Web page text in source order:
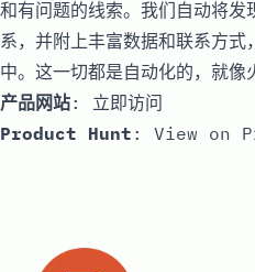
和有问题的线索。我们自动将
系，并附上丰富数据和联系方
中。这一切都是自动化的，就像
产品网站: 立即访问
Product Hunt : View on